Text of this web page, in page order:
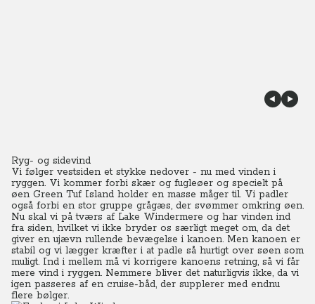
Ryg- og sidevind
Vi følger vestsiden et stykke nedover - nu med vinden i
ryggen. Vi kommer forbi skær og fugleøer og specielt på
øen Green Tuf Island holder en masse måger til. Vi padler
også forbi en stor gruppe grågæs, der svømmer omkring øen.
Nu skal vi på tværs af Lake Windermere og har vinden ind
fra siden, hvilket vi ikke bryder os særligt meget om, da det
giver en ujævn rullende bevægelse i kanoen. Men kanoen er
stabil og vi lægger kræfter i at padle så hurtigt over søen som
muligt. Ind i mellem må vi korrigere kanoens retning, så vi får
mere vind i ryggen. Nemmere bliver det naturligvis ikke, da vi
igen passeres af en cruise-båd, der supplerer med endnu
flere bølger.